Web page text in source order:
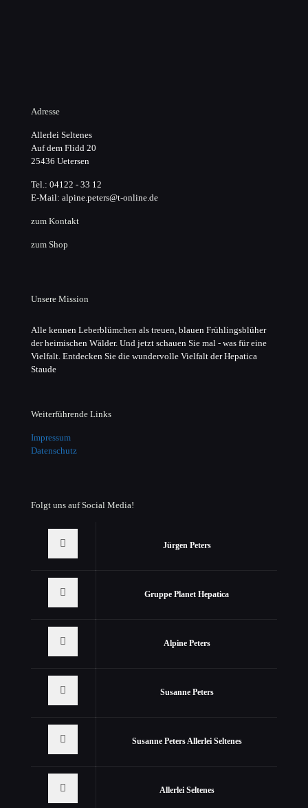
Adresse
Allerlei Seltenes
Auf dem Flidd 20
25436 Uetersen
Tel.: 04122 - 33 12
E-Mail: alpine.peters@t-online.de
zum Kontakt
zum Shop
Unsere Mission
Alle kennen Leberblümchen als treuen, blauen Frühlingsblüher
der heimischen Wälder. Und jetzt schauen Sie mal - was für eine
Vielfalt. Entdecken Sie die wundervolle Vielfalt der Hepatica
Staude
Weiterführende Links
Impressum
Datenschutz
Folgt uns auf Social Media!
Jürgen Peters
Gruppe Planet Hepatica
Alpine Peters
Susanne Peters
Susanne Peters Allerlei Seltenes
Allerlei Seltenes